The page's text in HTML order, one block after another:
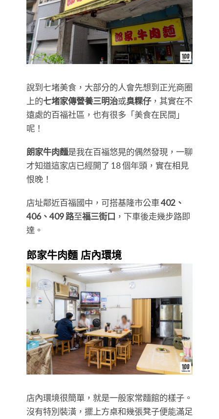
說到七堵美食，大部分的人會先想到正光商圈
上的七堵家傳營養三明治或臭粿仔，其實在不
遠處的百福社區，也有很多「美食在民間」
呢！
朗家牛肉麵是我在百福悠晃的偶然發現，一聊
才知道這家店已經開了 18 個年頭，實在相見
恨晚！
店址鄰近百福國中，可搭基隆市公車402、
406、409 路至福三街口 ，下車後走幾步路即
達。
郎家牛肉麵 店內環境
店內環境很簡單，就是一般家常麵館的樣子。
沒有特別裝潢，擺上方桌和幾張凳子便能滿足